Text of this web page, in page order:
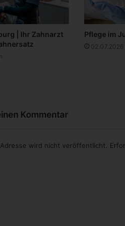
| Ihr Zahnarzt
Pflege im
02.07.2026
Kommentar
wird nicht veröffentlicht.